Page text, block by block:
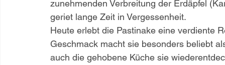
zunehmenden Verbreitung der Erdäpfel
geriet lange Zeit in Vergessenheit.
Heute erlebt die Pastinake eine verdiente
Geschmack macht sie besonders beliebt
auch die gehobene Küche sie